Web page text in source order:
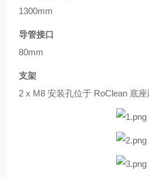
1300mm
导管接口
80mm
支架
2 x M8 安装孔位于 RoClean 底座